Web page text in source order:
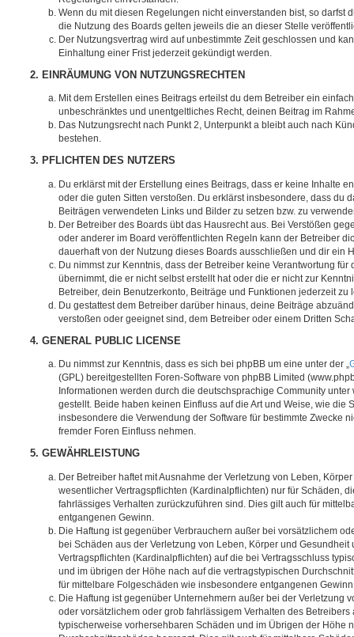
Wenn du mit diesen Regelungen nicht einverstanden bist, so darfst
die Nutzung des Boards gelten jeweils die an dieser Stelle
Der Nutzungsvertrag wird auf unbestimmte Zeit geschlossen und
Einhaltung einer Frist jederzeit gekündigt werden.
2. EINRÄUMUNG VON NUTZUNGSRECHTEN
Mit dem Erstellen eines Beitrags erteilst du dem Betreiber ein
unbeschränktes und unentgeltliches Recht, deinen Beitrag im
Das Nutzungsrecht nach Punkt 2, Unterpunkt a bleibt auch nach
bestehen.
3. PFLICHTEN DES NUTZERS
Du erklärst mit der Erstellung eines Beitrags, dass er keine Inhalte
oder die guten Sitten verstoßen. Du erklärst insbesondere, dass du
Beiträgen verwendeten Links und Bilder zu setzen bzw. zu
Der Betreiber des Boards übt das Hausrecht aus. Bei Verstößen
oder anderer im Board veröffentlichten Regeln kann der Betreiber
dauerhaft von der Nutzung dieses Boards ausschließen und dir ein
Du nimmst zur Kenntnis, dass der Betreiber keine Verantwortung für
übernimmt, die er nicht selbst erstellt hat oder die er nicht zur
Betreiber, dein Benutzerkonto, Beiträge und Funktionen jederzeit zu
Du gestattest dem Betreiber darüber hinaus, deine Beiträge
verstoßen oder geeignet sind, dem Betreiber oder einem Dritten
4. GENERAL PUBLIC LICENSE
Du nimmst zur Kenntnis, dass es sich bei phpBB um eine unter der „
(GPL) bereitgestellten Foren-Software von phpBB Limited
Informationen werden durch die deutschsprachige Community
gestellt. Beide haben keinen Einfluss auf die Art und Weise, wie die
insbesondere die Verwendung der Software für bestimmte Zwecke
fremder Foren Einfluss nehmen.
5. GEWÄHRLEISTUNG
Der Betreiber haftet mit Ausnahme der Verletzung von Leben,
wesentlicher Vertragspflichten (Kardinalpflichten) nur für Schäden,
fahrlässiges Verhalten zurückzuführen sind. Dies gilt auch für
entgangenen Gewinn.
Die Haftung ist gegenüber Verbrauchern außer bei vorsätzlichem
bei Schäden aus der Verletzung von Leben, Körper und
Vertragspflichten (Kardinalpflichten) auf die bei Vertragsschluss
und im übrigen der Höhe nach auf die vertragstypischen
für mittelbare Folgeschäden wie insbesondere entgangenen
Die Haftung ist gegenüber Unternehmern außer bei der Verletzung
oder vorsätzlichem oder grob fahrlässigem Verhalten des Betreibers
typischerweise vorhersehbaren Schäden und im Übrigen der Höhe